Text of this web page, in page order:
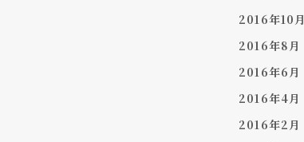
2016年10月
2016年8月
2016年6月
2016年4月
2016年2月